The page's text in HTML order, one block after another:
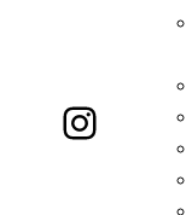
Markus Wende bei Instagram